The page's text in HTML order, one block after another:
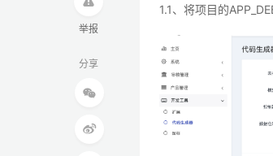
1.1、将项目的
举报
分享